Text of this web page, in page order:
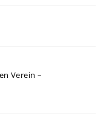
Verein –